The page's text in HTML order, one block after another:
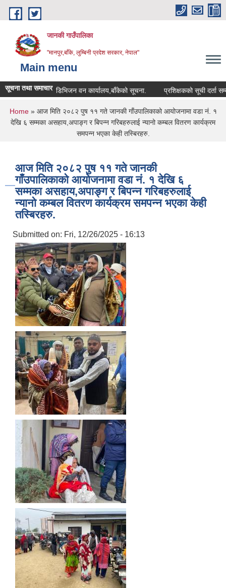
Skip to main content
जानकी गाउँपालिका
"मानपुर,बाँके, लुम्बिनी प्रदेश सरकार, नेपाल"
Main menu
सूचना तथा समाचारडिभिजन वन कार्यालय,बाँकेको सूचना. प्रशिक्षकको सूची दर्ता सम्बन्धी
You are here
Home» आज मिति २०८२ पुष ११ गते जानकी गाँउपालिकाको आयोजनामा वडा नं. १
देखि ६ सम्मका असहाय,अपाङ्ग र बिपन्न गरिबहरुलाई न्यानो कम्बल वितरण कार्यक्रम
समपन्न भएका केही तस्बिरहरु.
आज मिति २०८२ पुष ११ गते जानकी
गाँउपालिकाको आयोजनामा वडा नं. १ देखि ६
सम्मका असहाय,अपाङ्ग र बिपन्न गरिबहरुलाई
न्यानो कम्बल वितरण कार्यक्रम समपन्न भएका केही
तस्बिरहरु.
Submitted on: Fri, 12/26/2025 - 16:13